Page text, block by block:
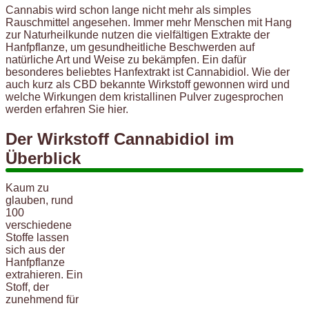
Cannabis wird schon lange nicht mehr als simples
Rauschmittel angesehen. Immer mehr Menschen mit Hang
zur Naturheilkunde nutzen die vielfältigen Extrakte der
Hanfpflanze, um gesundheitliche Beschwerden auf
natürliche Art und Weise zu bekämpfen. Ein dafür
besonderes beliebtes Hanfextrakt ist Cannabidiol. Wie der
auch kurz als CBD bekannte Wirkstoff gewonnen wird und
welche Wirkungen dem kristallinen Pulver zugesprochen
werden erfahren Sie hier.
Der Wirkstoff Cannabidiol im
Überblick
Kaum zu
glauben, rund
100
verschiedene
Stoffe lassen
sich aus der
Hanfpflanze
extrahieren. Ein
Stoff, der
zunehmend für